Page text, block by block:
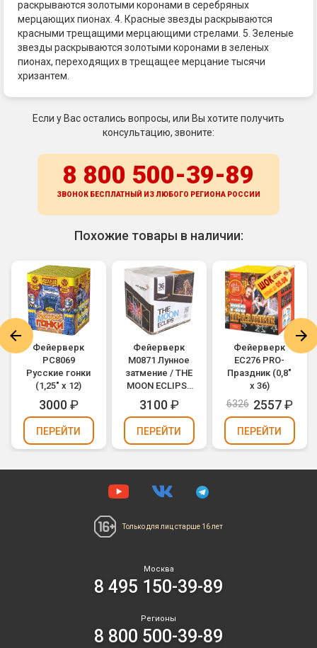
раскрываются золотыми коронами в серебряных
мерцающих пионах. 4. Красные звезды раскрываются
красными трещащими мерцающими стрелами. 5. Зеленые
звезды раскрываются золотыми коронами в зеленых
пионах, переходящих в трещащее мерцание тысячи
хризантем.
Если у Вас остались вопросы, или Вы хотите получить
консультацию, звоните:
8 800 500-39-89
ЗВОНОК БЕСПЛАТНЫЙ ИЗ ЛЮБОГО РЕГИОНА РОССИИ
Похожие товары в наличии:
Фейерверк
РС8069
Русские гонки
(1,25" х 12)
3000₽
ПЕРЕЙТИ
Фейерверк
M0871 Лунное
затмение / THE
MOON ECLIPSE
(0,8" х 36)
3100₽
ПЕРЕЙТИ
Фейерверк
ЕС276 PRO-
Праздник (0,8"
х 36)
6326 2557₽
ПЕРЕЙТИ
Только для лицстарше 16 лет
Москва
8 495 150-39-89
Регионы
8 800 500-39-89